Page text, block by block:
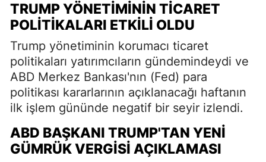
TRUMP YÖNETIMININ TICARET
POLITIKALARI ETKILI OLDU
Trump yönetiminin korumacı ticaret
politikaları yatırımcıların gündemindeydi ve
ABD Merkez Bankası'nın (Fed) para
politikası kararlarının açıklanacağı haftanın
ilk işlem gününde negatif bir seyir izlendi.
ABD BAŞKANI TRUMP'TAN YENI
GÜMRÜK VERGISI AÇIKLAMASI